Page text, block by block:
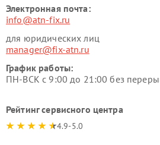
Электронная почта:
info@atn-fix.ru
для юридических лиц
manager@fix-atn.ru
График работы:
ПН-ВСК с 9:00 до 21:00 без
Рейтинг сервисного центра
4.9-5.0